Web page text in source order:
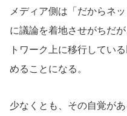
メディア側は「だからネ
に議論を着地させがちだ
トワーク上に移行してい
めることになる。
少なくとも、その自覚が